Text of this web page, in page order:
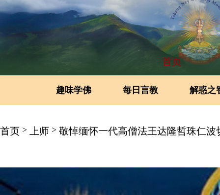
首页
趣味学佛 每日言教 解惑之
首页 > 上师 > 敬悼缅怀一代高僧法王达隆哲珠仁波